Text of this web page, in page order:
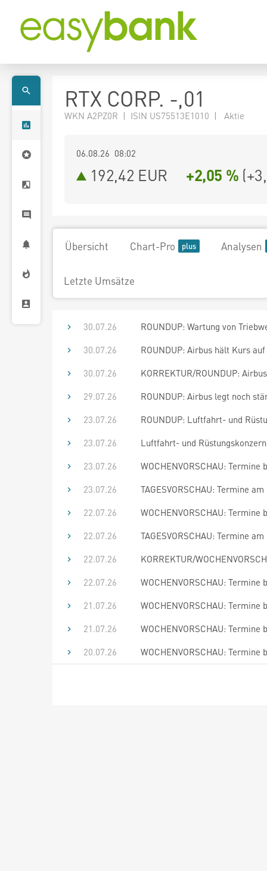
RTX CORP. -,01
WKN A2PZ0R | ISIN US75513E1010 | Aktie
06.08.26 08:02
192,42 EUR +2,05 % (
Übersicht Chart-Pro Analysen
Letzte Umsätze
30.07.26
ROUNDUP: Wartung von
30.07.26
ROUNDUP: Airbus hält Kurs
30.07.26
KORREKTUR/ROUNDUP:
29.07.26
ROUNDUP: Airbus legt noch
23.07.26
ROUNDUP: Luftfahrt- und
23.07.26
Luftfahrt- und
23.07.26
WOCHENVORSCHAU: Termine
23.07.26
TAGESVORSCHAU: Termine
22.07.26
WOCHENVORSCHAU: Termine
22.07.26
TAGESVORSCHAU: Termine
22.07.26
KORREKTUR/
22.07.26
WOCHENVORSCHAU: Termine
21.07.26
WOCHENVORSCHAU: Termine
21.07.26
WOCHENVORSCHAU: Termine
20.07.26
WOCHENVORSCHAU: Termine